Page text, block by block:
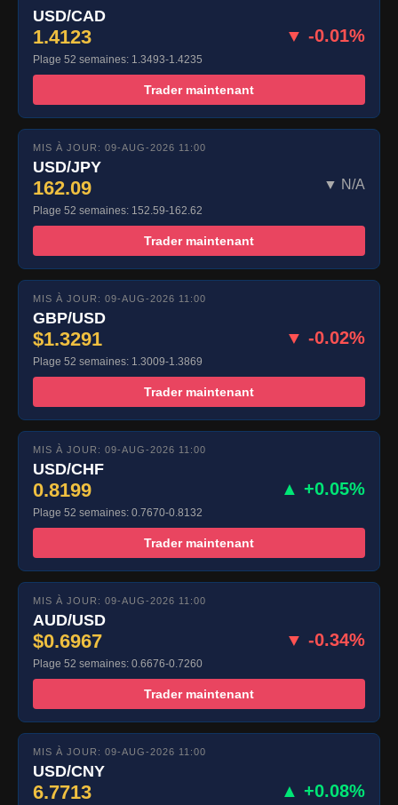
USD/CAD
1.4123 ▼ -0.01%
Plage 52 semaines: 1.3493-1.4235
Trader maintenant
MIS À JOUR: 09-AUG-2026 11:00
USD/JPY
162.09 ▼ N/A
Plage 52 semaines: 152.59-162.62
Trader maintenant
MIS À JOUR: 09-AUG-2026 11:00
GBP/USD
$1.3291 ▼ -0.02%
Plage 52 semaines: 1.3009-1.3869
Trader maintenant
MIS À JOUR: 09-AUG-2026 11:00
USD/CHF
0.8199 ▲ +0.05%
Plage 52 semaines: 0.7670-0.8132
Trader maintenant
MIS À JOUR: 09-AUG-2026 11:00
AUD/USD
$0.6967 ▼ -0.34%
Plage 52 semaines: 0.6676-0.7260
Trader maintenant
MIS À JOUR: 09-AUG-2026 11:00
USD/CNY
6.7713 ▲ +0.08%